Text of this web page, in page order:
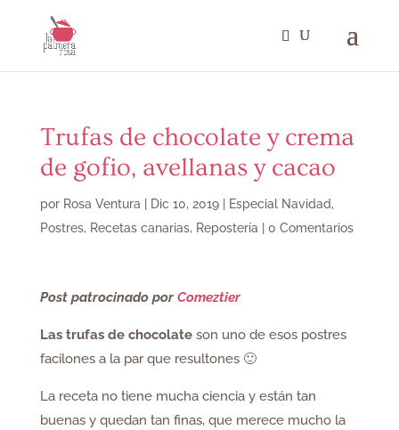
Trufas de chocolate y crema
de gofio, avellanas y cacao
por Rosa Ventura Dic 10, 2019| Especial Navidad,
Postres, Recetas canarias, Repostería 0 Comentarios
Post patrocinado por Comeztier
Las trufas de chocolateson uno de esos postres
facilones a la par que resultones 🙂
La receta no tiene mucha ciencia y están tan
buenas y quedan tan finas, que merece mucho la